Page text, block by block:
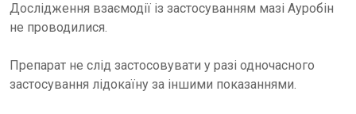
Дослідження взаємодії із застосуванням мазі Ауробін
не проводилися.
Препарат не слід застосовувати у разі одночасного
застосування лідокаїну за іншими показаннями.